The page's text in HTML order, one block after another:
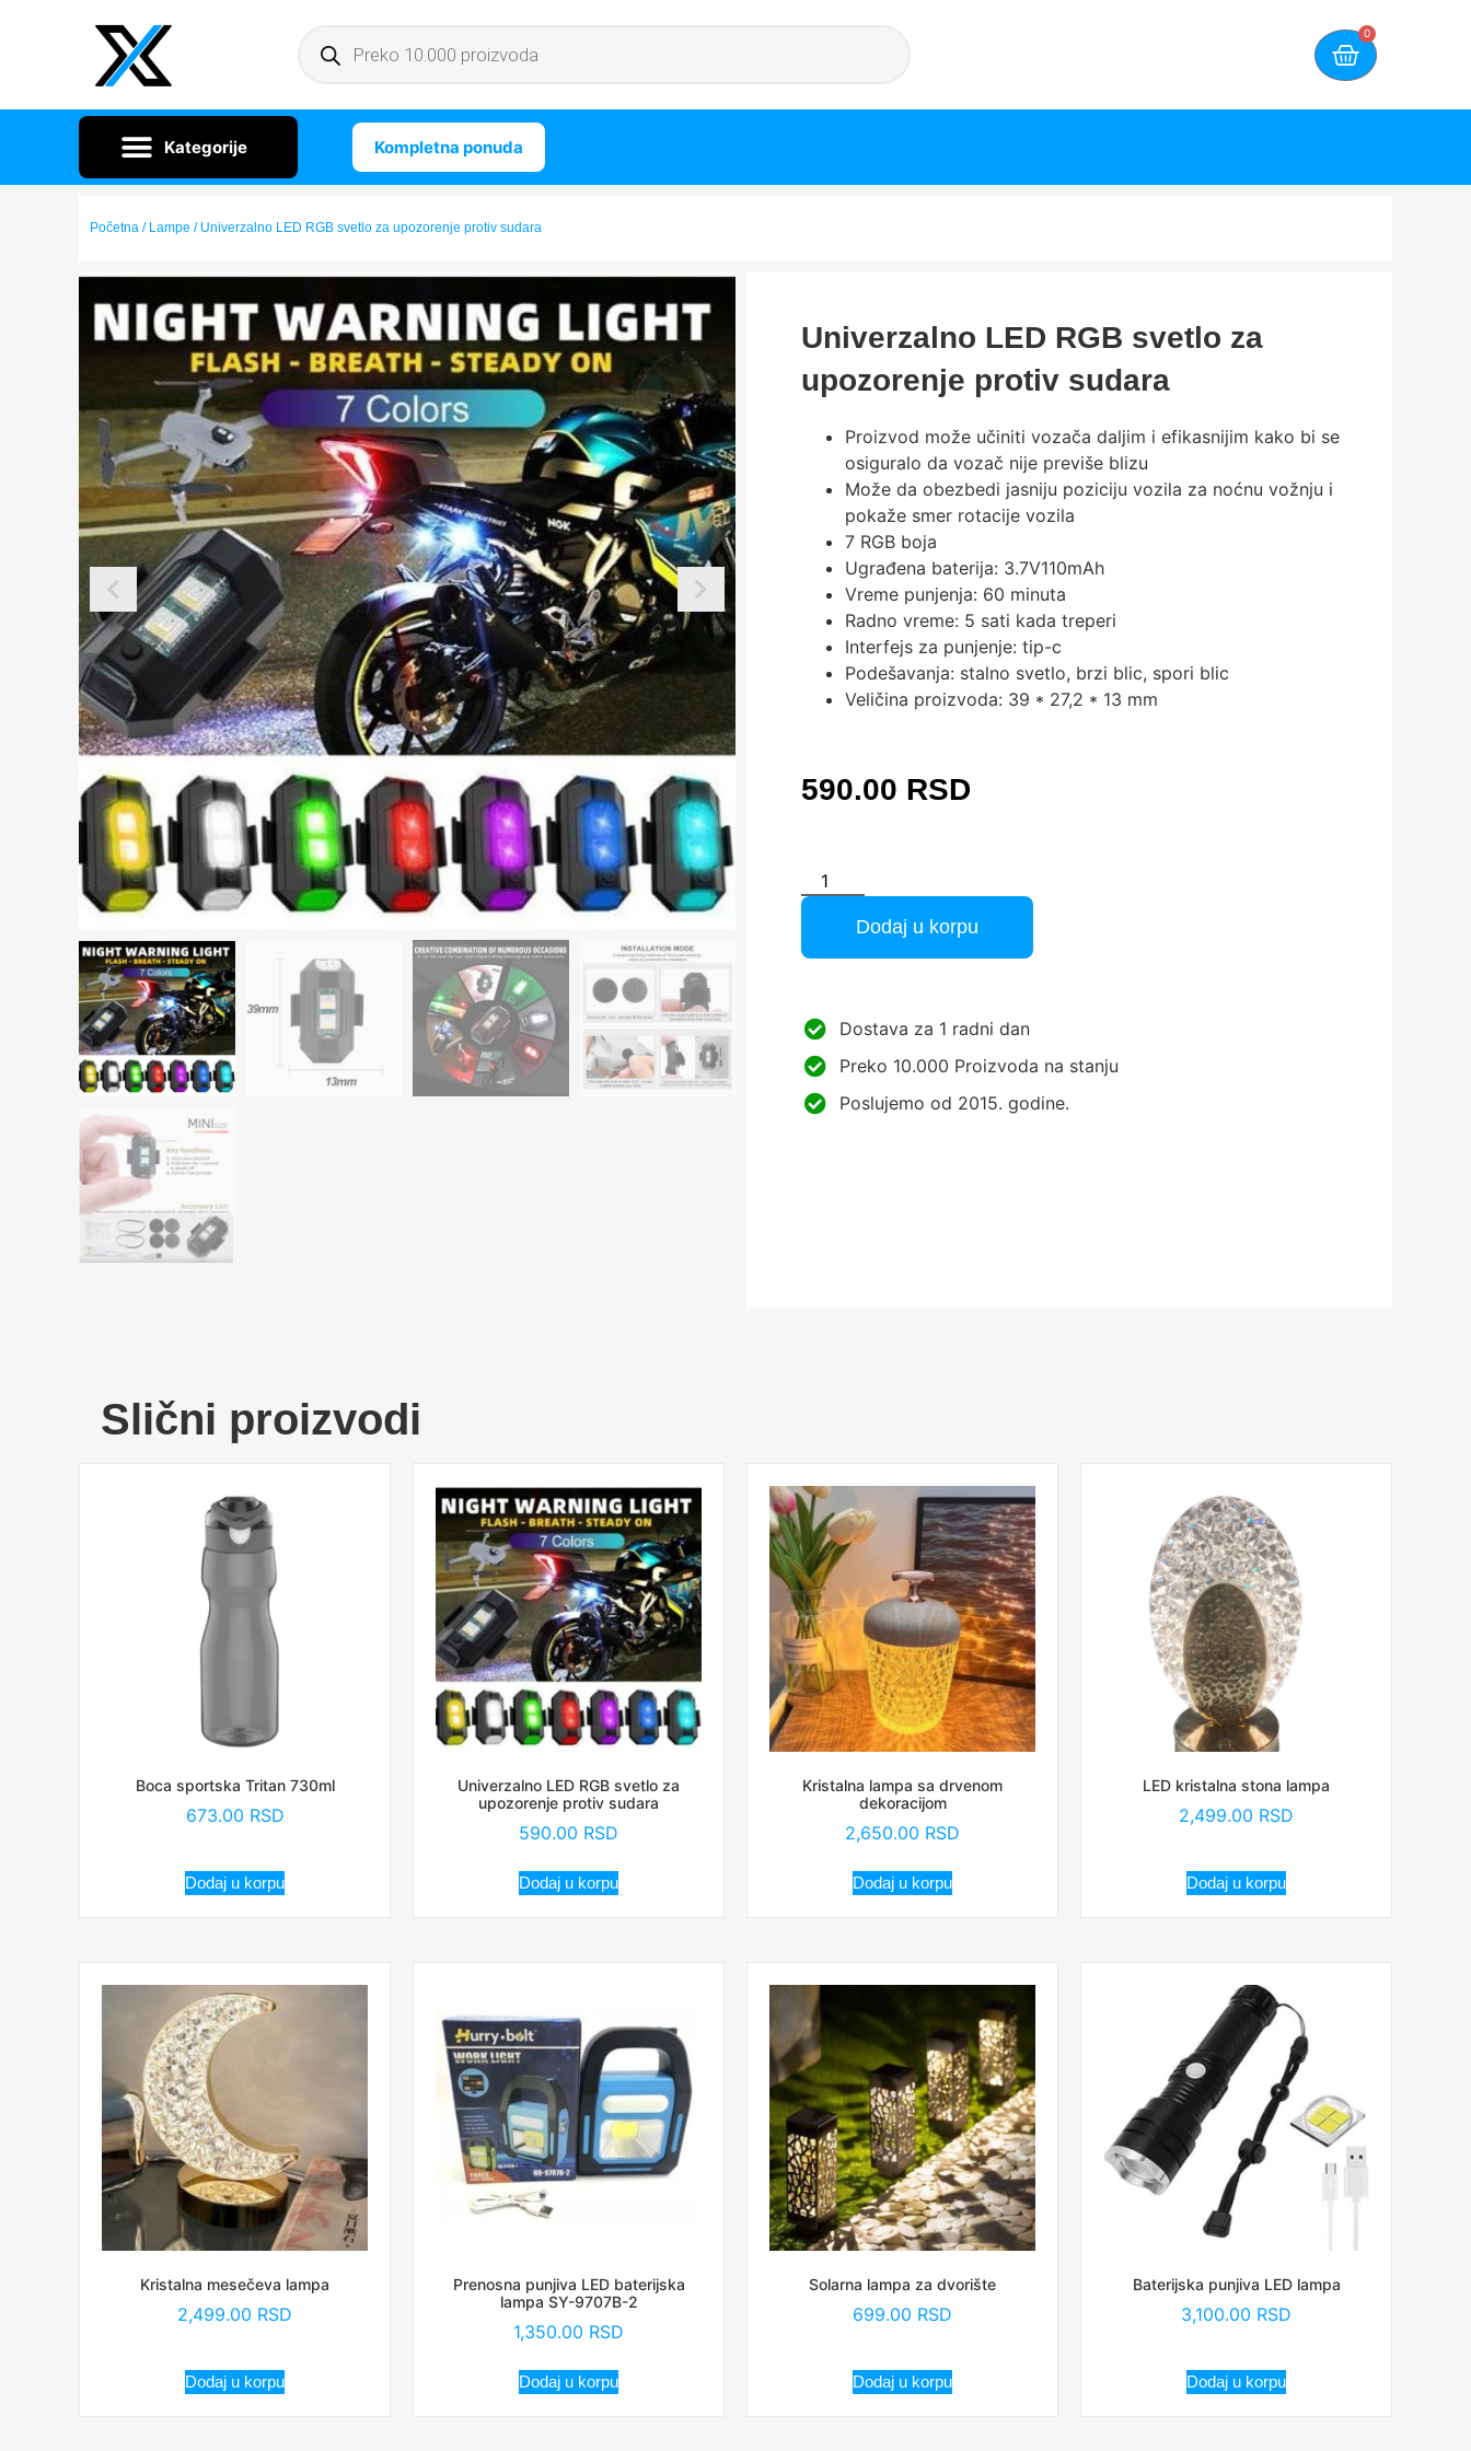
0
Kompletna ponuda
Početna / Lampe / Univerzalno LED RGB svetlo za upozorenje protiv sudara
Univerzalno LED RGB svetlo za
upozorenje protiv sudara
Proizvod može učiniti vozača daljim i efikasnijim kako bi se
osiguralo da vozač nije previše blizu
Može da obezbedi jasniju poziciju vozila za noćnu vožnju i
pokaže smer rotacije vozila
7 RGB boja
Ugrađena baterija: 3.7V110mAh
Vreme punjenja: 60 ​​minuta
Radno vreme: 5 sati kada treperi
Interfejs za punjenje: tip-c
Podešavanja: stalno svetlo, brzi blic, spori blic
Veličina proizvoda: 39 * 27,2 * 13 mm
590.00 RSD
Dodaj u korpu
Dostava za 1 radni dan
Preko 10.000 Proizvoda na stanju
Poslujemo od 2015. godine.
Slični proizvodi
Boca sportska Tritan 730ml
673.00 RSD
Dodaj u korpu
Univerzalno LED RGB svetlo za
upozorenje protiv sudara
590.00 RSD
Dodaj u korpu
Kristalna lampa sa drvenom
dekoracijom
2,650.00 RSD
Dodaj u korpu
LED kristalna stona lampa
2,499.00 RSD
Dodaj u korpu
Kristalna mesečeva lampa
2,499.00 RSD
Dodaj u korpu
Prenosna punjiva LED baterijska
lampa SY-9707B-2
1,350.00 RSD
Dodaj u korpu
Solarna lampa za dvorište
699.00 RSD
Dodaj u korpu
Baterijska punjiva LED lampa
3,100.00 RSD
Dodaj u korpu